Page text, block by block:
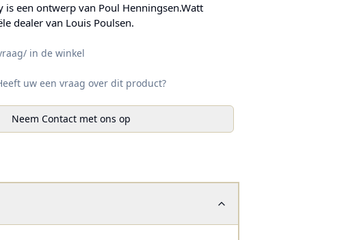
is een ontwerp van Poul Henningsen.Watt
dealer van Louis Poulsen.
in de winkel
uw een vraag over dit product?
Neem Contact met ons op